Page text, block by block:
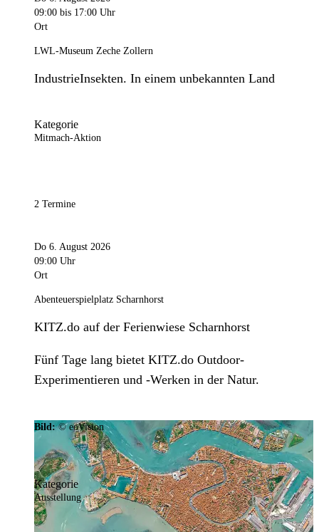
09:00 bis 17:00 Uhr
Ort
LWL-Museum Zeche Zollern
IndustrieInsekten. In einem unbekannten Land
Kategorie
Mitmach-Aktion
2 Termine
Do 6. August 2026
09:00 Uhr
Ort
Abenteuerspielplatz Scharnhorst
KITZ.do auf der Ferienwiese Scharnhorst
Fünf Tage lang bietet KITZ.do Outdoor-
Experimentieren und -Werken in der Natur.
Bild:© eoVision
Kategorie
Ausstellung